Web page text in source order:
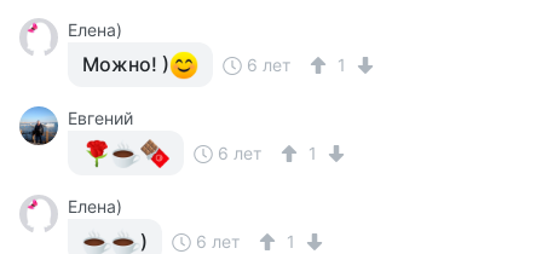
Елена)
Можно! ) 6 лет 1
Евгений
6 лет
1
Елена)
) 6 лет 1